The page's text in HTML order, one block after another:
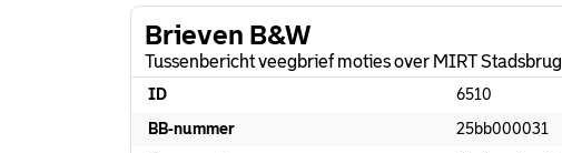
Brieven B&W
Tussenbericht veegbrief moties over MIRT Stadsbrug
ID
6510
BB-nummer
25bb000031